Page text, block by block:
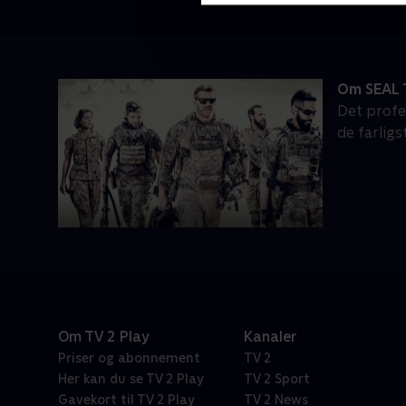
Om SEAL
Det
de
Om TV 2 Play
Priser og abonnement
Her kan du se TV 2 Play
Gavekort til TV 2 Play
Kanaler
TV 2
TV 2 Sport
TV 2 News